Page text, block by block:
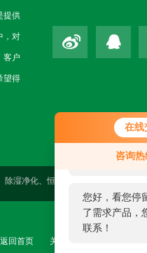
在线
咨询热
您好！欢迎前
服务，请问您
您好，看您停
了需求产品，
联系！
提供
，对
客户
望得
湿净化、恒温仪器、气体检测、药检
返回首页 关于我们